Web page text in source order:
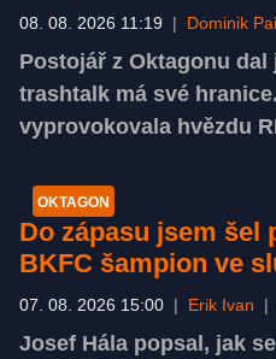
08. 08. 2026 11:19 Dominik
Postojář z Oktagonu dal
trashtalk má své
vyprovokovala hvězdu
OKTAGON
Do zápasu jsem šel
BKFC šampion ve
07. 08. 2026 15:00 Erik Ivan
Josef Hála popsal, jak